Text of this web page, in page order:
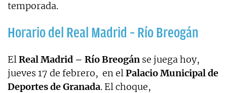
temporada.
Horario del Real Madrid – Río Breogán
ElReal Madrid – Río Breogán se juega hoy,
jueves 17 de febrero, en elPalacio Municipal de
Deportes de Granada. El choque,